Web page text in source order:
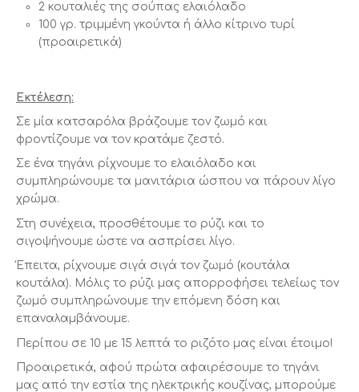
2 κουταλιές της σούπας ελαιόλαδο
100 γρ. τριμμένη γκούντα ή άλλο κίτρινο τυρί
(προαιρετικά)
Εκτέλεση:
Σε μία κατσαρόλα βράζουμε τον ζωμό και
φροντίζουμε να τον κρατάμε ζεστό.
Σε ένα τηγάνι ρίχνουμε το ελαιόλαδο και
συμπληρώνουμε τα μανιτάρια ώσπου να πάρουν λίγο
χρώμα.
Στη συνέχεια, προσθέτουμε το ρύζι και το
σιγοψήνουμε ώστε να ασπρίσει λίγο.
Έπειτα, ρίχνουμε σιγά σιγά τον ζωμό (κουτάλα
κουτάλα). Μόλις το ρύζι μας απορροφήσει τελείως τον
ζωμό συμπληρώνουμε την επόμενη δόση και
επαναλαμβάνουμε.
Περίπου σε 10 με 15 λεπτά το ριζότο μας είναι έτοιμο!
Προαιρετικά, αφού πρώτα αφαιρέσουμε το τηγάνι
μας από την εστία της ηλεκτρικής κουζίνας, μπορούμε